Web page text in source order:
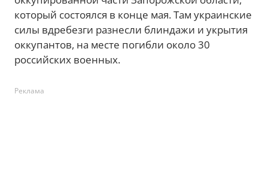
который состоялся в конце мая. Там украинские
силы вдребезги разнесли блиндажи и укрытия
оккупантов, на месте погибли около 30
российских военных.
Реклама